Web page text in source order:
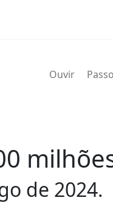
Ouvir
de 2024.